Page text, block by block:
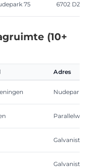
75 6702 DZ
(10+
Adres
Nudepark